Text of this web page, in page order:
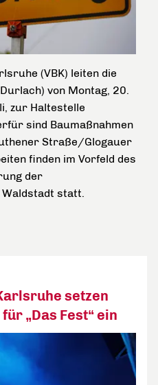
(VBK) leiten die
von Montag, 20.
zur Haltestelle
sind Baumaßnahmen
Straße/Glogauer
finden im Vorfeld des
der
statt.
setzen
„Das Fest“ ein